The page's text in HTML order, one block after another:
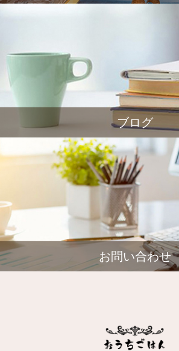
ブログ
お問い合わせ